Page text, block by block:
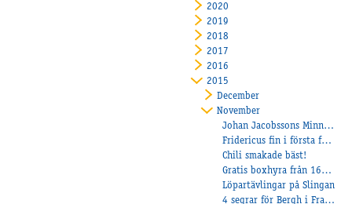
2020
2019
2018
2017
2016
2015
December
November
Johan Jacobssons Minne till Åby
Fridericus fin i första för Veijo
Chili smakade bäst!
Gratis boxhyra från 160101
Löpartävlingar på Slingan
4 segrar för Bergh i Frankrike